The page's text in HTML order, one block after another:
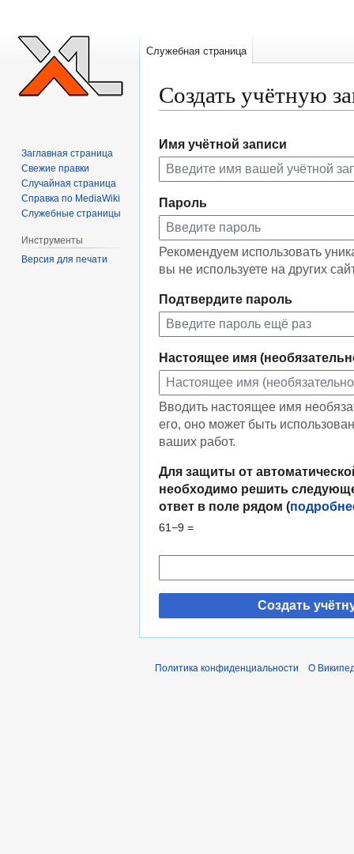
Создать учётную
к
навигации
к
поиску
Имя учётной записи
Пароль
Рекомендуем использовать
вы не используете на других
Подтвердите пароль
Настоящее имя
Вводить настоящее имя
его, оно может быть
ваших работ.
Для защиты от
необходимо решить
ответ в поле рядом (
61−9 =
Создать
Служебная страница
Заглавная страница
Свежие правки
Случайная страница
Справка по MediaWiki
Служебные страницы
Инструменты
Версия для печати
Политика конфиденциальности О